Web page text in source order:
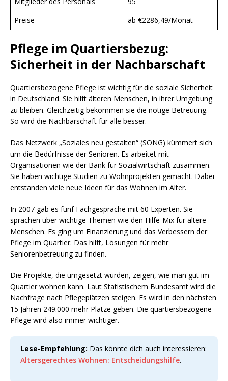
Preise
ab €2286,49/Monat
Pflege im Quartiersbezug:
Sicherheit in der Nachbarschaft
Quartiersbezogene Pflege ist wichtig für die soziale Sicherheit
in Deutschland. Sie hilft älteren Menschen, in ihrer Umgebung
zu bleiben. Gleichzeitig bekommen sie die nötige Betreuung.
So wird die Nachbarschaft für alle besser.
Das Netzwerk „Soziales neu gestalten“ (SONG) kümmert sich
um die Bedürfnisse der Senioren. Es arbeitet mit
Organisationen wie der Bank für Sozialwirtschaft zusammen.
Sie haben wichtige Studien zu Wohnprojekten gemacht. Dabei
entstanden viele neue Ideen für das Wohnen im Alter.
In 2007 gab es fünf Fachgespräche mit 60 Experten. Sie
sprachen über wichtige Themen wie den Hilfe-Mix für ältere
Menschen. Es ging um Finanzierung und das Verbessern der
Pflege im Quartier. Das hilft, Lösungen für mehr
Seniorenbetreuung zu finden.
Die Projekte, die umgesetzt wurden, zeigen, wie man gut im
Quartier wohnen kann. Laut Statistischem Bundesamt wird die
Nachfrage nach Pflegeplätzen steigen. Es wird in den nächsten
15 Jahren 249.000 mehr Plätze geben. Die quartiersbezogene
Pflege wird also immer wichtiger.
Lese-Empfehlung: Das könnte dich auch interessieren:
Altersgerechtes Wohnen: Entscheidungshilfe.